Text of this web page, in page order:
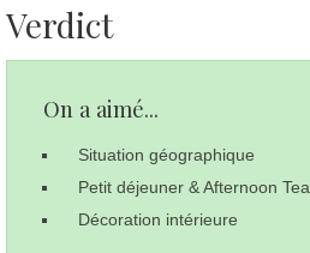
Verdict
On a aimé...
Situation géographique
Petit déjeuner & Afternoon Tea
Décoration intérieure